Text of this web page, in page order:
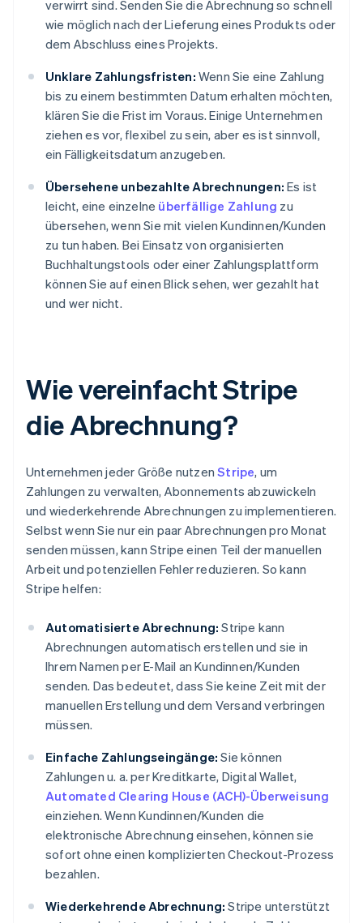
verwirrt sind. Senden Sie die Abrechnung so schnell
wie möglich nach der Lieferung eines Produkts oder
dem Abschluss eines Projekts.
Unklare Zahlungsfristen: Wenn Sie eine Zahlung
bis zu einem bestimmten Datum erhalten möchten,
klären Sie die Frist im Voraus. Einige Unternehmen
ziehen es vor, flexibel zu sein, aber es ist sinnvoll,
ein Fälligkeitsdatum anzugeben.
Übersehene unbezahlte Abrechnungen: Es ist
leicht, eine einzelne überfällige Zahlung zu
übersehen, wenn Sie mit vielen Kundinnen/Kunden
zu tun haben. Bei Einsatz von organisierten
Buchhaltungstools oder einer Zahlungsplattform
können Sie auf einen Blick sehen, wer gezahlt hat
und wer nicht.
Wie vereinfacht Stripe
die Abrechnung?
Unternehmen jeder Größe nutzenStripe, um
Zahlungen zu verwalten, Abonnements abzuwickeln
und wiederkehrende Abrechnungen zu implementieren.
Selbst wenn Sie nur ein paar Abrechnungen pro Monat
senden müssen, kann Stripe einen Teil der manuellen
Arbeit und potenziellen Fehler reduzieren. So kann
Stripe helfen:
Automatisierte Abrechnung: Stripe kann
Abrechnungen automatisch erstellen und sie in
Ihrem Namen per E-Mail an Kundinnen/Kunden
senden. Das bedeutet, dass Sie keine Zeit mit der
manuellen Erstellung und dem Versand verbringen
müssen.
Einfache Zahlungseingänge: Sie können
Zahlungen u. a. per Kreditkarte, Digital Wallet,
Automated Clearing House (ACH)-Überweisung
einziehen. Wenn Kundinnen/Kunden die
elektronische Abrechnung einsehen, können sie
sofort ohne einen komplizierten Checkout-Prozess
bezahlen.
Wiederkehrende Abrechnung: Stripe unterstützt